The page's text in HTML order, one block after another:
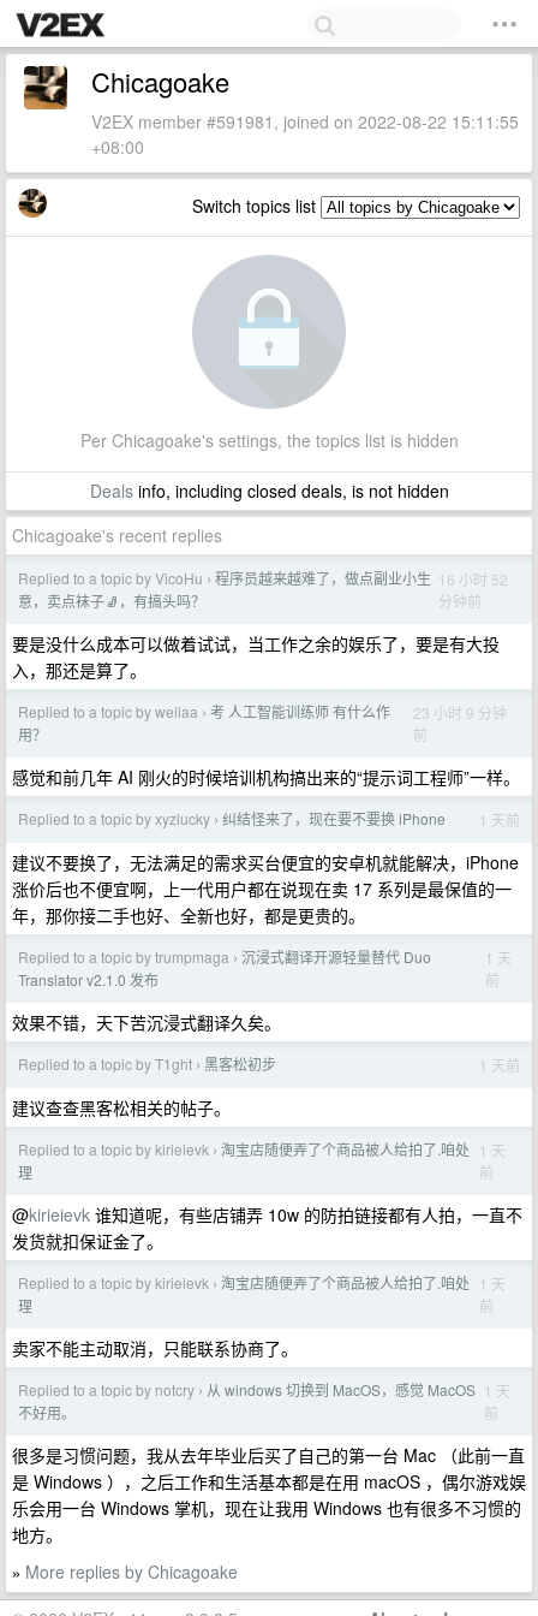
Chicagoake
V2EX member #591981, joined on 2022-08-22 15:11:55
+08:00
Switch topics list
Per Chicagoake's settings, the topics list is hidden
Dealsinfo, including closed deals, is not hidden
Chicagoake's recent replies
Replied to a topic by VicoHu › 程序员越来越难了，做点副业小生
意，卖点袜子🧦，有搞头吗？
16 小时 52
分钟前
要是没什么成本可以做着试试，当工作之余的娱乐了，要是有大投
入，那还是算了。
Replied to a topic by weilaa › 考 人工智能训练师 有什么作
用？
23 小时 9 分钟
前
感觉和前几年 AI 刚火的时候培训机构搞出来的“提示词工程师”一样。
Replied to a topic by xyzlucky › 纠结怪来了，现在要不要换 iPhone 1 天前
建议不要换了，无法满足的需求买台便宜的安卓机就能解决，iPhone
涨价后也不便宜啊，上一代用户都在说现在卖 17 系列是最保值的一
年，那你接二手也好、全新也好，都是更贵的。
Replied to a topic by trumpmaga › 沉浸式翻译开源轻量替代 Duo
Translator v2.1.0 发布
1 天
前
效果不错，天下苦沉浸式翻译久矣。
Replied to a topic by T1ght › 黑客松初步 1 天前
建议查查黑客松相关的帖子。
Replied to a topic by kirieievk › 淘宝店随便弄了个商品被人给拍了.咱处
理
1 天
前
@kirieievk 谁知道呢，有些店铺弄 10w 的防拍链接都有人拍，一直不
发货就扣保证金了。
Replied to a topic by kirieievk › 淘宝店随便弄了个商品被人给拍了.咱处
理
1 天
前
卖家不能主动取消，只能联系协商了。
Replied to a topic by notcry › 从 windows 切换到 MacOS，感觉 MacOS
不好用。
1 天
前
很多是习惯问题，我从去年毕业后买了自己的第一台 Mac （此前一直
是 Windows ），之后工作和生活基本都是在用 macOS ，偶尔游戏娱
乐会用一台 Windows 掌机，现在让我用 Windows 也有很多不习惯的
地方。
» More replies by Chicagoake